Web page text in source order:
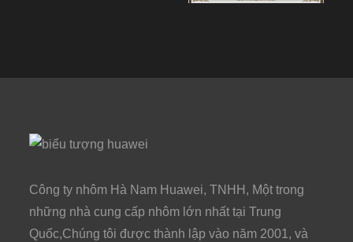
Công ty nhôm Hà Nam Huawei, TNHH, Một trong
những nhà cung cấp nhôm lớn nhất tại Trung
Quốc,Chúng tôi được thành lập vào năm 2001, và